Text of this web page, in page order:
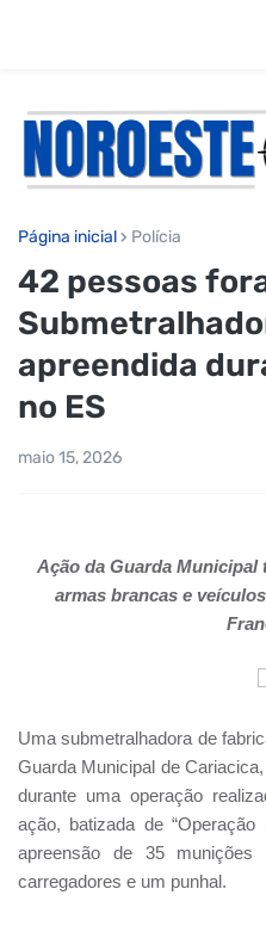
Página inicial Polícia
42 pessoas
apreendida
no ES
maio 15, 2026
Ação da Guarda Municipal
armas brancas e
Uma submetralhadora de
Guarda Municipal de
durante uma operação
ação, batizada de
apreensão de 35
carregadores e um punhal.